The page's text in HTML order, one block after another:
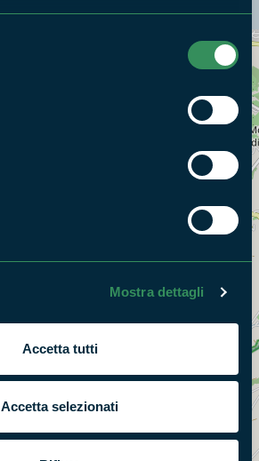
Mostra dettagli
Accetta tutti
Accetta selezionati